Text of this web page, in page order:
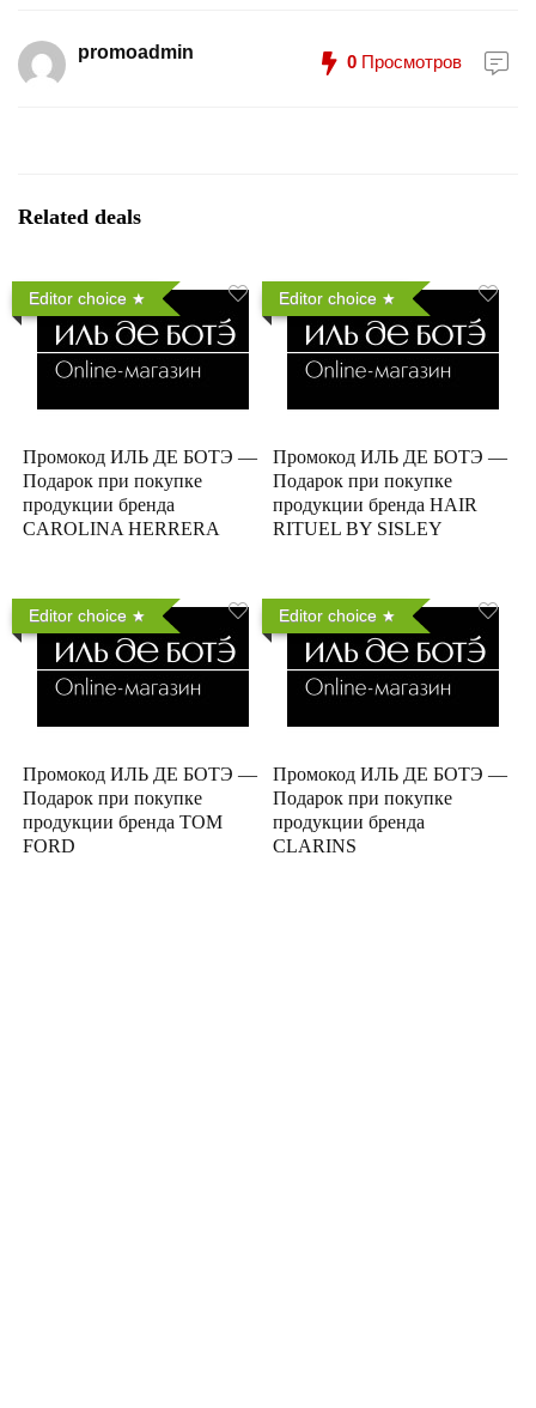
promoadmin 0 Просмотров
Related deals
Editor choice
Промокод ИЛЬ ДЕ БОТЭ —
Подарок при покупке
продукции бренда
CAROLINA HERRERA
Editor choice
Промокод ИЛЬ ДЕ БОТЭ —
Подарок при покупке
продукции бренда HAIR
RITUEL BY SISLEY
Editor choice
Промокод ИЛЬ ДЕ БОТЭ —
Подарок при покупке
продукции бренда TOM
FORD
Editor choice
Промокод ИЛЬ ДЕ БОТЭ —
Подарок при покупке
продукции бренда
CLARINS